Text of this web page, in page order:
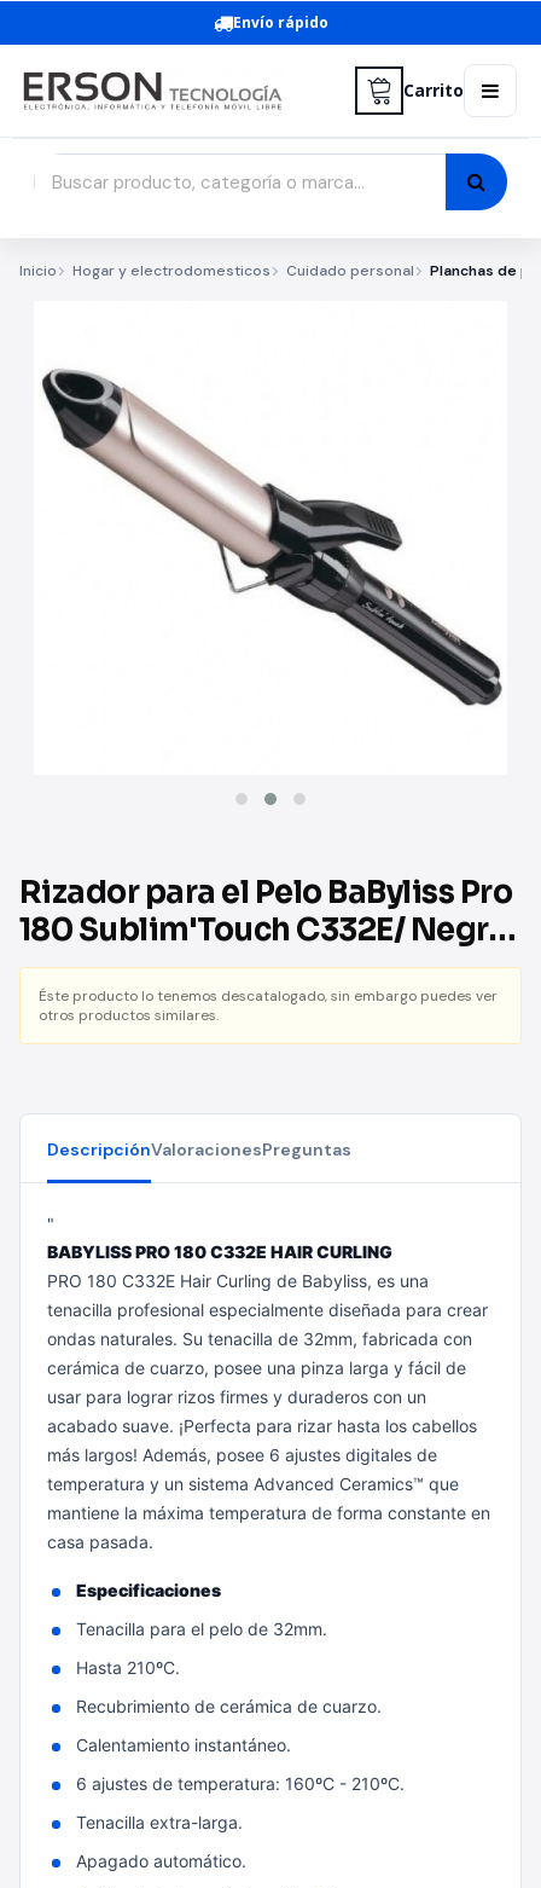
Envío rápido
Carrito
Inicio Hogar y electrodomesticos Cuidado personal Planchas de
Rizador para el Pelo BaByliss Pro
180 Sublim'Touch C332E/ Negro
y Rosa
Éste producto lo tenemos descatalogado, sin embargo puedes ver
otros productos similares.
DescripciónValoracionesPreguntas
"
BABYLISS PRO 180 C332E HAIR CURLING
PRO 180 C332E Hair Curling de Babyliss, es una
tenacilla profesional especialmente diseñada para crear
ondas naturales. Su tenacilla de 32mm, fabricada con
cerámica de cuarzo, posee una pinza larga y fácil de
usar para lograr rizos firmes y duraderos con un
acabado suave. ¡Perfecta para rizar hasta los cabellos
más largos! Además, posee 6 ajustes digitales de
temperatura y un sistema Advanced Ceramics™ que
mantiene la máxima temperatura de forma constante en
casa pasada.
Especificaciones
Tenacilla para el pelo de 32mm.
Hasta 210ºC.
Recubrimiento de cerámica de cuarzo.
Calentamiento instantáneo.
6 ajustes de temperatura: 160ºC - 210ºC.
Tenacilla extra-larga.
Apagado automático.